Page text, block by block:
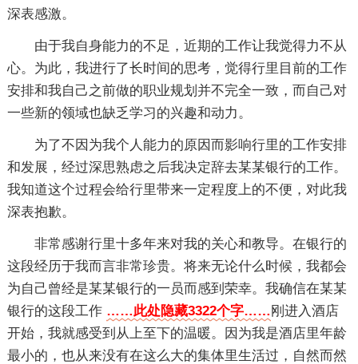
深表感激。
由于我自身能力的不足，近期的工作让我觉得力不从
心。为此，我进行了长时间的思考，觉得行里目前的工作
安排和我自己之前做的职业规划并不完全一致，而自己对
一些新的领域也缺乏学习的兴趣和动力。
为了不因为我个人能力的原因而影响行里的工作安排
和发展，经过深思熟虑之后我决定辞去某某银行的工作。
我知道这个过程会给行里带来一定程度上的不便，对此我
深表抱歉。
非常感谢行里十多年来对我的关心和教导。在银行的
这段经历于我而言非常珍贵。将来无论什么时候，我都会
为自己曾经是某某银行的一员而感到荣幸。我确信在某某
银行的这段工作 ……此处隐藏3322个字…… 刚进入酒店
开始，我就感受到从上至下的温暖。因为我是酒店里年龄
最小的，也从来没有在这么大的集体里生活过，自然而然